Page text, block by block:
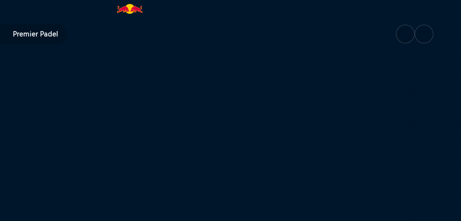
Premier Padel
| Red Bull TV